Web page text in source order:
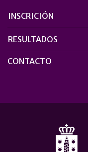
INSCRICIÓN
RESULTADOS
CONTACTO